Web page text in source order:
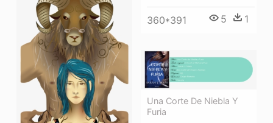
360*391 5 1
Una Corte De Niebla Y
Furia